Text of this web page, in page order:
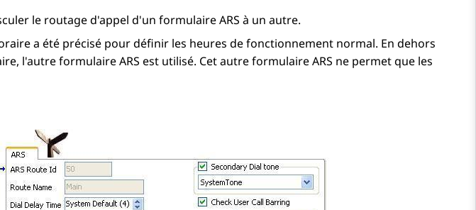
le routage d'appel d'un formulaire ARS à un autre.
a été précisé pour définir les heures de fonctionnement normal. En dehors
l'autre formulaire ARS est utilisé. Cet autre formulaire ARS ne permet que les